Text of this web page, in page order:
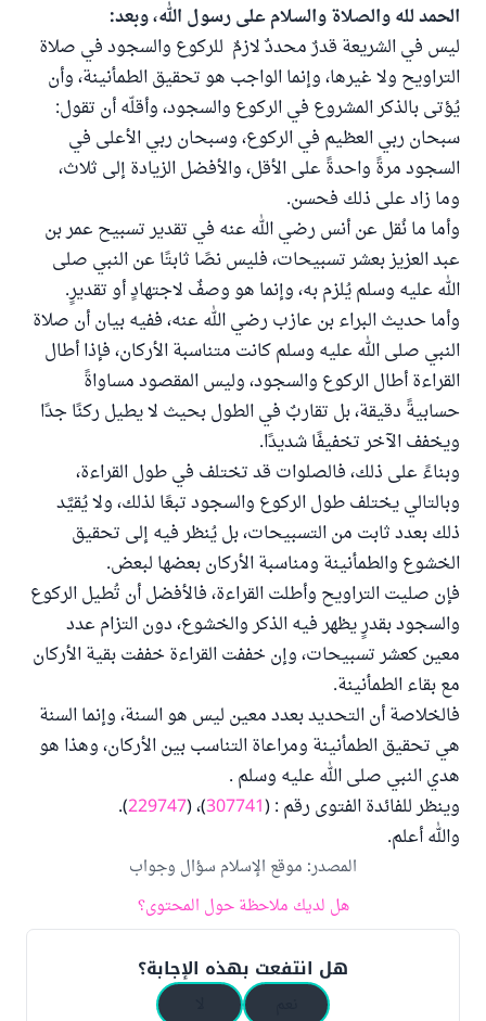
الحمد لله والصلاة والسلام على رسول الله، وبعد:
ليس في الشريعة قدرٌ محددٌ لازمٌ للركوع والسجود في صلاة
التراويح ولا غيرها، وإنما الواجب هو تحقيق الطمأنينة، وأن
يُؤتى بالذكر المشروع في الركوع والسجود، وأقلّه أن تقول:
سبحان ربي العظيم في الركوع، وسبحان ربي الأعلى في
السجود مرةً واحدةً على الأقل، والأفضل الزيادة إلى ثلاث،
وما زاد على ذلك فحسن.
وأما ما نُقل عن أنس رضي الله عنه في تقدير تسبيح عمر بن
عبد العزيز بعشر تسبيحات، فليس نصًا ثابتًا عن النبي صلى
الله عليه وسلم يُلزم به، وإنما هو وصفٌ لاجتهادٍ أو تقديرٍ.
وأما حديث البراء بن عازب رضي الله عنه، ففيه بيان أن صلاة
النبي صلى الله عليه وسلم كانت متناسبة الأركان، فإذا أطال
القراءة أطال الركوع والسجود، وليس المقصود مساواةً
حسابيةً دقيقة، بل تقاربٌ في الطول بحيث لا يطيل ركنًا جدًا
ويخفف الآخر تخفيفًا شديدًا.
وبناءً على ذلك، فالصلوات قد تختلف في طول القراءة،
وبالتالي يختلف طول الركوع والسجود تبعًا لذلك، ولا يُقيَّد
ذلك بعدد ثابت من التسبيحات، بل يُنظر فيه إلى تحقيق
الخشوع والطمأنينة ومناسبة الأركان بعضها لبعض.
فإن صليت التراويح وأطلت القراءة، فالأفضل أن تُطيل الركوع
والسجود بقدرٍ يظهر فيه الذكر والخشوع، دون التزام عدد
معين كعشر تسبيحات، وإن خففت القراءة خففت بقية الأركان
مع بقاء الطمأنينة.
فالخلاصة أن التحديد بعدد معين ليس هو السنة، وإنما السنة
هي تحقيق الطمأنينة ومراعاة التناسب بين الأركان، وهذا هو
هدي النبي صلى الله عليه وسلم .
وينظر للفائدة الفتوى رقم : (307741)، (229747
).
والله أعلم.
المصدر: موقع الإسلام سؤال وجواب
هل لديك ملاحظة حول المحتوى؟
هل انتفعت بهذه الإجابة؟